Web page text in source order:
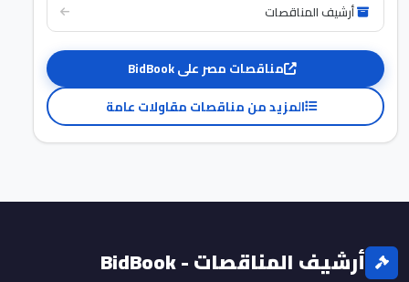
أرشيف المناقصات
مناقصات مصر على BidBook
المزيد من مناقصات مقاولات عامة
أرشيف المناقصات - BidBook